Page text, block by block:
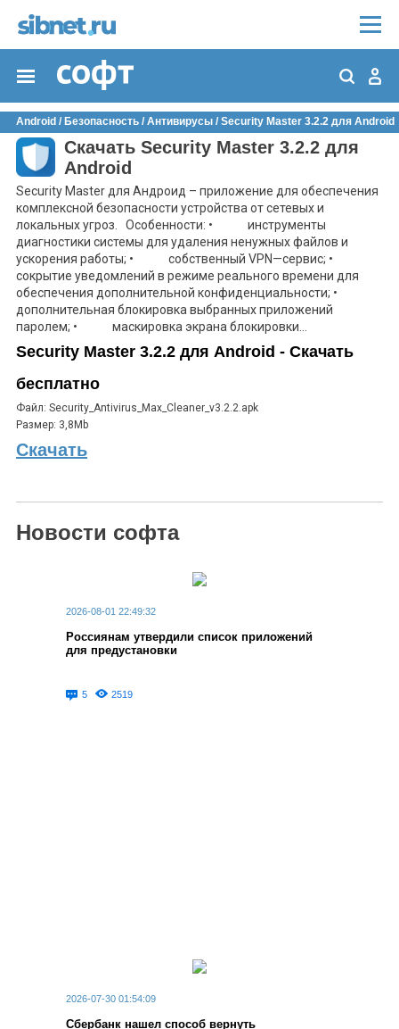
Android / Безопасность / Антивирусы / Security Master 3.2.2 для Android
Скачать Security Master 3.2.2 для
Android
Security Master для Андроид – приложение для обеспечения
комплексной безопасности устройства от сетевых и
локальных угроз. Особенности: • инструменты
диагностики системы для удаления ненужных файлов и
ускорения работы; • собственный VPN—сервис; •
сокрытие уведомлений в режиме реального времени для
обеспечения дополнительной конфиденциальности; •
дополнительная блокировка выбранных приложений
паролем; • маскировка экрана блокировки...
Security Master 3.2.2 для Android - Скачать
бесплатно
Файл: Security_Antivirus_Max_Cleaner_v3.2.2.apk
Размер: 3,8Mb
Скачать
Новости софта
2026-08-01 22:49:32
Россиянам утвердили список приложений
для предустановки
5 2519
2026-07-30 01:54:09
Сбербанк нашел способ вернуть